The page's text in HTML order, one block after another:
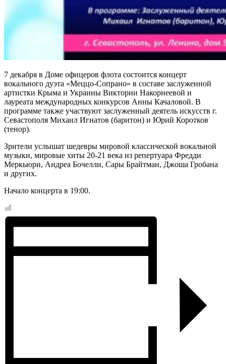
7 декабря в Доме офицеров флота состоится концерт
вокального дуэта «Меццо-Сопрано» в составе заслуженной
артистки Крыма и Украины Виктории Накорнеевой и
лауреата международных конкурсов Анны Качаловой. В
программе также участвуют заслуженный деятель искусств г.
Севастополя Михаил Игнатов (баритон) и Юрий Коротков
(тенор).
Зрители услышат шедевры мировой классической вокальной
музыки, мировые хиты 20-21 века из репертуара Фредди
Меркьюри, Андреа Бочелли, Сары Брайтман, Джоша Гробана
и других.
Начало концерта в 19:00.